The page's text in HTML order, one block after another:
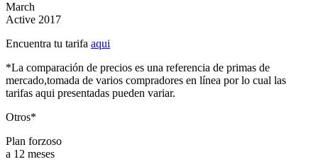
March
Active 2017
Encuentra tu tarifa aqui
*La comparación de precios es una referencia de primas de
mercado,tomada de varios compradores en línea por lo cual las
tarifas aqui presentadas pueden variar.
Otros*
Plan forzoso
a 12 meses